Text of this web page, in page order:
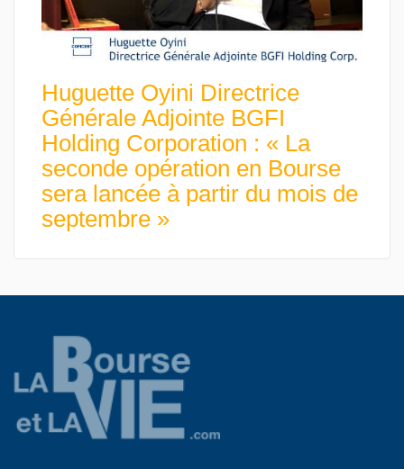
Huguette Oyini Directrice
Générale Adjointe BGFI
Holding Corporation : « La
seconde opération en Bourse
sera lancée à partir du mois de
septembre »